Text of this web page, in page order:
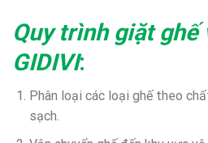
Quy trình giặt ghế
GIDIVI:
Phân loại các loại ghế theo
sạch.